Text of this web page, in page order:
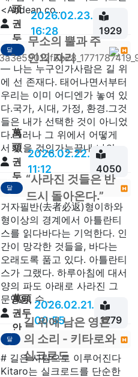
<Andean co...
頭
권
두
안
2026.02.23.
16:28
1929
달
음
무소의 뿔과 주
인의 자리
— 나는 누구인가사람은 길 위
에 선 존재다. 태어나면서부터
우리는 이미 어디엔가 놓여 있
다.국가, 시대, 가정, 환경.그것
들은 내가 선택한 것이 아니었
다.그러나 그 위에서 어떻게
서 있을 것인가는끝내 나의 ...
萬
頭
권
두
안
2026.02.22.
11:12
4050
달
음
“사라진 것들은 반
드시 돌아온다.”
거자필반(去者必返)형이하와
형이상의 경계에서 아틀란티
스를 읽다바다는 기억한다. 인
간이 망각한 것들을, 바다는
오래도록 품고 있다. 아틀란티
스가 그랬다. 하루아침에 대서
양의 파도 아래로 사라진 그
문명은, 수...
萬頭
권두
안
2026.02.21.
00:55
1779
달
음
길 위에 남은 영혼
의 소리 - 키타로와
실크로드
# 길은 사람으로 이루어진다
Kitaro는 실크로드를 단순한